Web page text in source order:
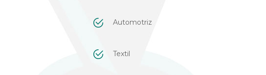
Automotriz
Textil